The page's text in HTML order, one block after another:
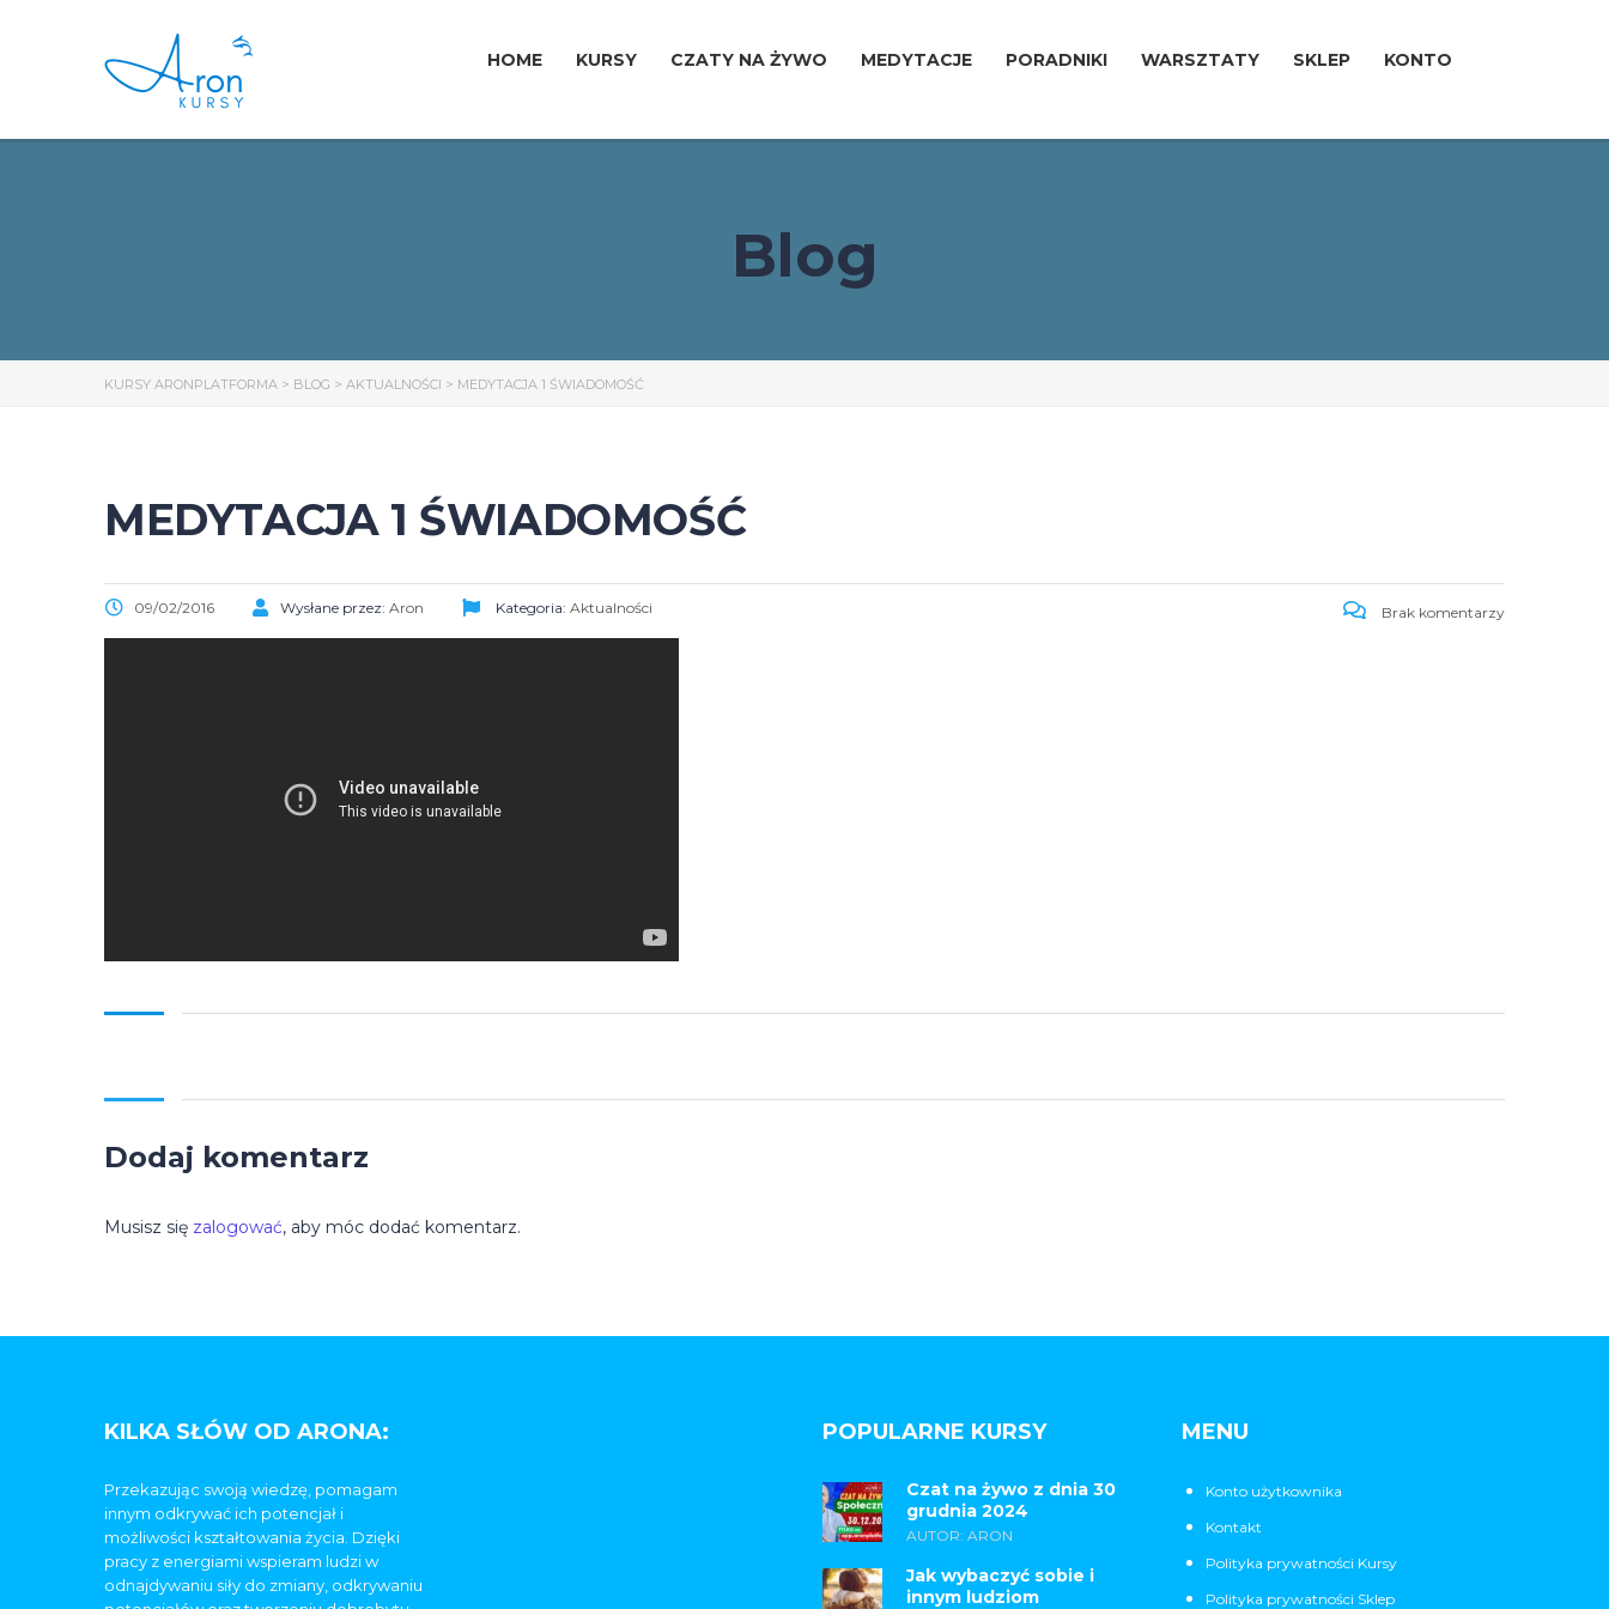
HOME KURSY CZATY NA ŻYWO MEDYTACJE PORADNIKI WARSZTATY SKLEP KONTO
Blog
KURSY ARONPLATFORMA > BLOG > AKTUALNOŚCI > MEDYTACJA 1 ŚWIADOMOŚĆ
MEDYTACJA 1 ŚWIADOMOŚĆ
09/02/2016 Wysłane przez: Aron Kategoria: Aktualności Brak komentarzy
Dodaj komentarz
Musisz się zalogować, aby móc dodać komentarz.
KILKA SŁÓW OD ARONA:
Przekazując swoją wiedzę, pomagam
innym odkrywać ich potencjał i
możliwości kształtowania życia. Dzięki
pracy z energiami wspieram ludzi w
odnajdywaniu siły do zmiany, odkrywaniu
POPULARNE KURSY
Czat na żywo z dnia 30
grudnia 2024
AUTOR: ARON
Jak wybaczyć sobie i
innym ludziom
MENU
Konto użytkownika
Kontakt
Polityka prywatności Kursy
Polityka prywatności Sklep